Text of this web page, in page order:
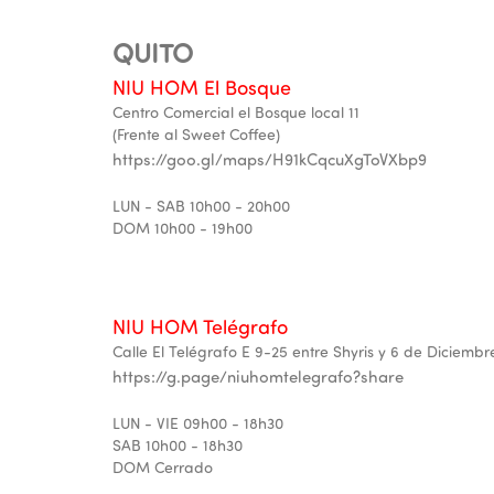
QUITO
NIU HOM El Bosque
Centro Comercial el Bosque local 11
(Frente al Sweet Coffee)
https://goo.gl/maps/H91kCqcuXgToVXbp9
LUN - SAB 10h00 - 20h00
DOM 10h00 - 19h00
NIU HOM Telégrafo
Calle El Telégrafo E 9-25 entre Shyris y 6 de
https://g.page/niuhomtelegrafo?share
LUN - VIE 09h00 - 18h30
SAB 10h00 - 18h30
DOM Cerrado